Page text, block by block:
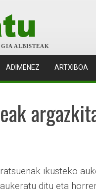
ALBISTEAK
ADIMENEZ ARTXIBOA
ikusteko
ditu eta